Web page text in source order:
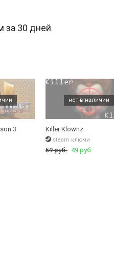
за 30 дней
3 Killer Klownz
steam ключи
59 руб. 49 руб.